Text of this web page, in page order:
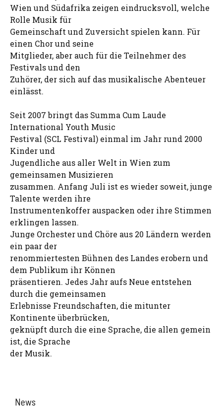
Wien und Südafrika zeigen eindrucksvoll, welche
Rolle Musik für
Gemeinschaft und Zuversicht spielen kann. Für
einen Chor und seine
Mitglieder, aber auch für die Teilnehmer des
Festivals und den
Zuhörer, der sich auf das musikalische Abenteuer
einlässt.
Seit 2007 bringt das Summa Cum Laude
International Youth Music
Festival (SCL Festival) einmal im Jahr rund 2000
Kinder und
Jugendliche aus aller Welt in Wien zum
gemeinsamen Musizieren
zusammen. Anfang Juli ist es wieder soweit, junge
Talente werden ihre
Instrumentenkoffer auspacken oder ihre Stimmen
erklingen lassen.
Junge Orchester und Chöre aus 20 Ländern werden
ein paar der
renommiertesten Bühnen des Landes erobern und
dem Publikum ihr Können
präsentieren. Jedes Jahr aufs Neue entstehen
durch die gemeinsamen
Erlebnisse Freundschaften, die mitunter
Kontinente überbrücken,
geknüpft durch die eine Sprache, die allen gemein
ist, die Sprache
der Musik.
News